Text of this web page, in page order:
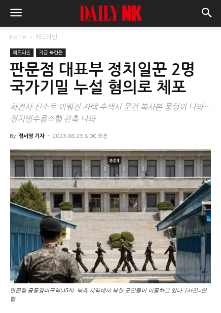
Home 헤드라인
헤드라인 지금 북한은
판문점 대표부 정치일꾼 2명
국가기밀 누설 혐의로 체포
하전사 신소로 이뤄진 자택 수색서 문건 복사본 뭉텅이 나와…
정치범수용소행 관측 나와
By 정서영 기자 - 2023.06.23 8:00 오전
판문점 공동경비구역(JSA). 북측 지역에서 북한 군인들이 이동하고 있다. /사진=연
합